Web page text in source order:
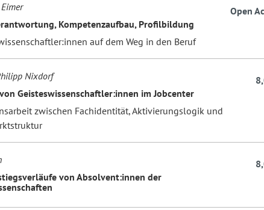
Kompetenzaufbau, Profilbildung
auf dem Weg in den Beruf
Open
Nixdorf
Geisteswissenschaftler:innen im Jobcenter
zwischen Fachidentität, Aktivierungslogik und
von Absolvent:innen der